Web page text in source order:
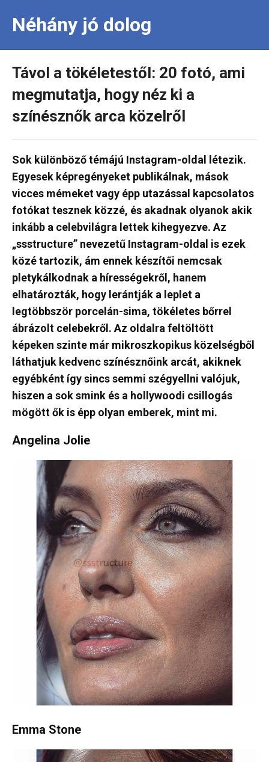
Néhány jó dolog
Távol a tökéletestől: 20 fotó, ami
megmutatja, hogy néz ki a
színésznők arca közelről
Sok különböző témájú Instagram-oldal létezik.
Egyesek képregényeket publikálnak, mások
vicces mémeket vagy épp utazással kapcsolatos
fotókat tesznek közzé, és akadnak olyanok akik
inkább a celebvilágra lettek kihegyezve. Az
„ssstructure” nevezetű Instagram-oldal is ezek
közé tartozik, ám ennek készítői nemcsak
pletykálkodnak a hírességekről, hanem
elhatározták, hogy lerántják a leplet a
legtöbbször porcelán-sima, tökéletes bőrrel
ábrázolt celebekről. Az oldalra feltöltött
képeken szinte már mikroszkopikus közelségből
láthatjuk kedvenc színésznőink arcát, akiknek
egyébként így sincs semmi szégyellni valójuk,
hiszen a sok smink és a hollywoodi csillogás
mögött ők is épp olyan emberek, mint mi.
Angelina Jolie
Emma Stone